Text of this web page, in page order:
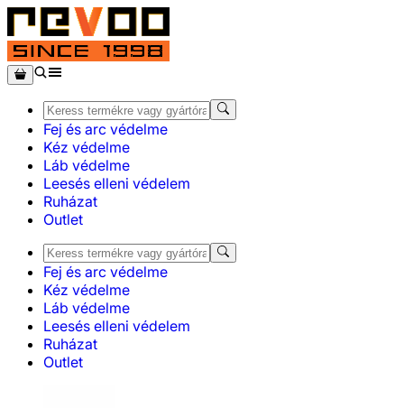
Fej és arc védelme
Kéz védelme
Láb védelme
Leesés elleni védelem
Ruházat
Outlet
Fej és arc védelme
Kéz védelme
Láb védelme
Leesés elleni védelem
Ruházat
Outlet